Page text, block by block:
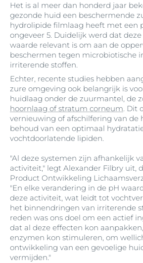
Het is al meer dan honderd jaar
gezonde huid een beschermende
hydrolipide filmlaag heeft met een
ongeveer 5. Duidelijk werd dat
waarde relevant is om aan de
beschermen tegen microbiotische
irriterende stoffen.
Echter, recente studies hebben
zure omgeving ook belangrijk is
huidlaag onder de zuurmantel, de
hoornlaag of stratum corneum. Dit
vernieuwing of afschilfering van de
behoud van een optimaal
vochtdoorlatende lipiden.
"Al deze systemen zijn afhankelijk
activiteit," legt Alexander Filbry uit,
Product Ontwikkeling
"En elke verandering in de pH
deze activiteit, wat leidt tot
het binnendringen van irriterende
reden was ons doel om een actief
dat al deze effecten kon
enzymen kon stimuleren, om
ontwikkeling van een gevoelige
vermijden."